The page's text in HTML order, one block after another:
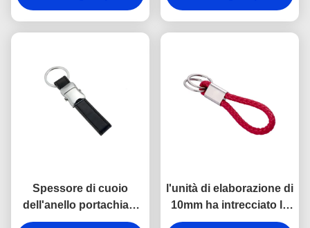
attaccano coprire con
intorno a spessore di
Spessore di cuoio
dell'anello portachiavi
9mm di Mini Key Holder
l'unità di elaborazione di
10mm ha intrecciato le
catene chiave di cuoio